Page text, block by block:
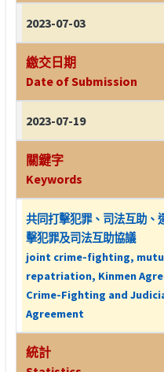
2023-07-03
繳交日期
Date of Submission
2023-07-19
關鍵字
Keywords
共同打擊犯罪、司法互助、
擊犯罪及司法互助協議
joint crime-fighting,
repatriation, Kinmen
Crime-Fighting and
Agreement
統計